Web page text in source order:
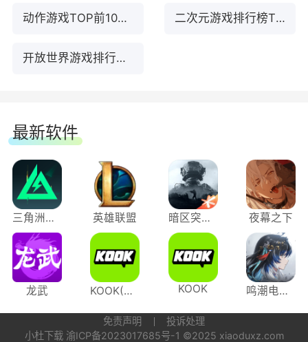
生的人影……他携着一段跨越百年的情怨，第一次
[悲鸣行动：无音危机]战斗活动
为了应对索拉里斯未来将面对的重要危机，黑海岸
和深空联合共同举行了一场全新的模拟演习。在约
兰的邀请下，你和同伴们决定参与这场演习，在数
据模拟的末世中为生存而战。
✦活动时间：2026年7月11日10:00 ~ 2026年8月
19日11:59(服务器时间)
优化调整【声骸图鉴】、【千般强敌】的图鉴
【其他优化】
优化调整「漂泊者」模型表现
PC端新增资源压缩技术运用，可减少一定存
储空间占用
PC端新增【XeSS 3】插帧技术支持
移动端优化调整【资源清理】功能
动作游戏TOP前10名下载 二次元游戏排行榜TOP10下载
开放世界游戏排行榜TOP10下载
最新软件
三角洲行动 英雄联盟 暗区突围：无限 夜幕之下
龙武 KOOK(原开黑啦) KOOK 鸣潮电脑版
免责声明
投诉处理
小杜下载 渝ICP备2023017685号-1 ©2025 xiaoduxz.com